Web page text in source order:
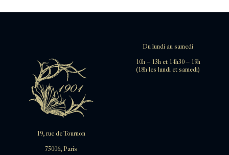
Du lundi au samedi
10h – 13h et 14h30 – 19h
(18h les lundi et samedi)
19, rue de Tournon
75006, Paris